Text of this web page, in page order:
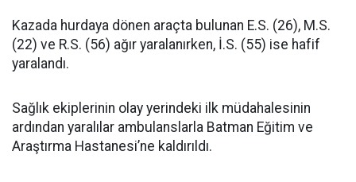
Kazada hurdaya dönen araçta bulunan E.S. (26), M.S.
(22) ve R.S. (56) ağır yaralanırken, İ.S. (55) ise hafif
yaralandı.
Sağlık ekiplerinin olay yerindeki ilk müdahalesinin
ardından yaralılar ambulanslarla Batman Eğitim ve
Araştırma Hastanesi’ne kaldırıldı.